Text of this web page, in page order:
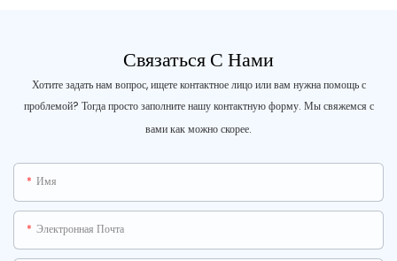
Связаться С Нами
Хотите задать нам вопрос, ищете контактное лицо или вам нужна помощь с
проблемой? Тогда просто заполните нашу контактную форму. Мы свяжемся с
вами как можно скорее.
Имя
Электронная Почта